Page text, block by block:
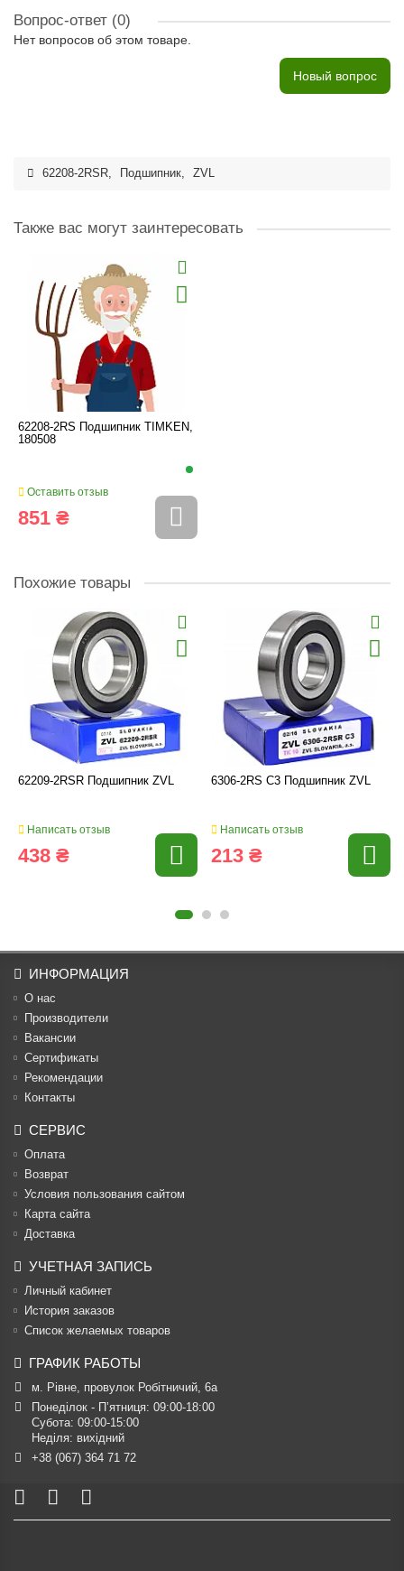
Вопрос-ответ (0)
Нет вопросов об этом товаре.
Новый вопрос
62208-2RSR, Подшипник, ZVL
Также вас могут заинтересовать
62208-2RS Подшипник TIMKEN,
180508
Оставить отзыв
851 ₴
Похожие товары
62209-2RSR Подшипник ZVL
Написать отзыв
438 ₴
6306-2RS C3 Подшипник ZVL
Написать отзыв
213 ₴
ИНФОРМАЦИЯ
О нас
Производители
Вакансии
Cертификаты
Рекомендации
Контакты
СЕРВИС
Оплата
Возврат
Условия пользования сайтом
Карта сайта
Доставка
УЧЕТНАЯ ЗАПИСЬ
Личный кабинет
История заказов
Список желаемых товаров
ГРАФИК РАБОТЫ
м. Рівне, провулок Робітничий, 6а
Понеділок - П’ятниця: 09:00-18:00
Субота: 09:00-15:00
Неділя: вихідний
+38 (067) 364 71 72